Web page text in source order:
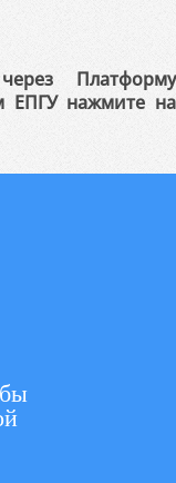
Платформу
ЕПГУ нажмите на